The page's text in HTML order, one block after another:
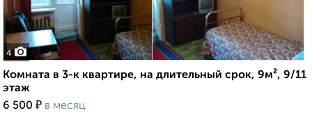
4
Комната в 3-к квартире, на длительный срок, 9м², 9/11
этаж
6 500 ₽ в месяц